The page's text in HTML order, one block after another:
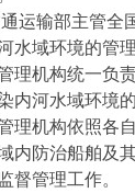
输部主管全
水域环境的管理
机构统一负责
内河水域环境
机构依照各
内防治船舶及
督管理工作。